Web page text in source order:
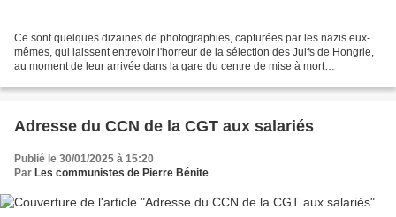
Ce sont quelques dizaines de photographies, capturées par les nazis eux-
mêmes, qui laissent entrevoir l'horreur de la sélection des Juifs de Hongrie,
au moment de leur arrivée dans la gare du centre de mise à mort
Adresse du CCN de la CGT aux salariés
Publié le 30/01/2025 à 15:20
Par Les communistes de Pierre Bénite